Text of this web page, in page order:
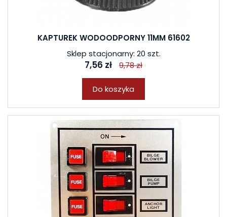
KAPTUREK WODOODPORNY 11MM 61602
Sklep stacjonarny: 20 szt.
7,56 zł 9,78 zł
Do koszyka